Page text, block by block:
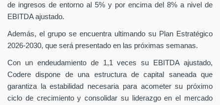
de ingresos de entorno al 5% y por encima del 8% a nivel de
EBITDA ajustado.
Además, el grupo se encuentra ultimando su Plan Estratégico
2026-2030, que será presentado en las próximas semanas.
Con un endeudamiento de 1,1 veces su EBITDA ajustado,
Codere dispone de una estructura de capital saneada que
garantiza la estabilidad necesaria para acometer su próximo
ciclo de crecimiento y consolidar su liderazgo en el mercado